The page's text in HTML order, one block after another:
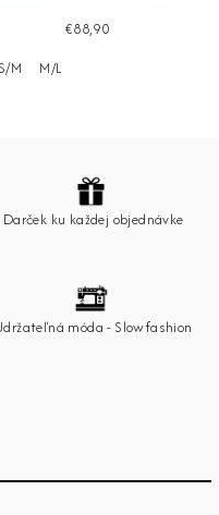
€88,90
S/M
M/L
Darček ku každej objednávke
móda - Slowfashion